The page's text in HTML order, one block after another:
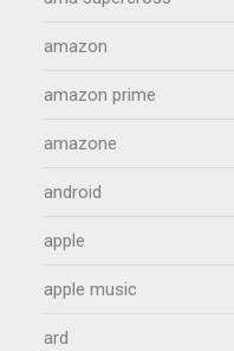
amazon
amazon prime
amazone
android
apple
apple music
ard